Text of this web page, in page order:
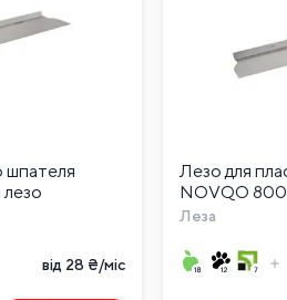
шпателя
від 28 ₴/міс
Лезо для
NOVQO
Леза